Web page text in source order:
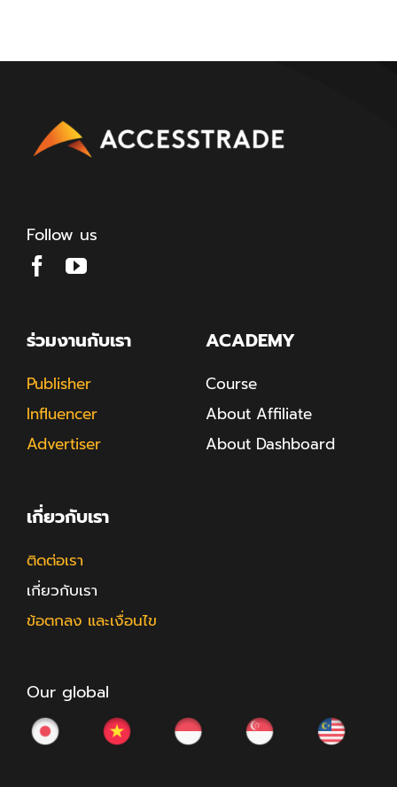
Follow us
ร่วมงานกับเรา
Publisher
Influencer
Advertiser
ACADEMY
Course
About Affiliate
About Dashboard
เกี่ยวกับเรา
ติดต่อเรา
เกี่ยวกับเรา
ข้อตกลง และเงื่อนไข
Our global